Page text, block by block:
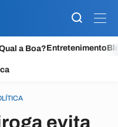
a Boa?Entretenimento
evita